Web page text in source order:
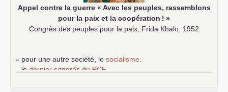
Appel contre la guerre « Avec les peuples, rassemblons
pour la paix et la coopération ! »
Congrès des peuples pour la paix, Frida Khalo, 1952
– pour une autre société, le socialisme
le dernier congrès du PCF